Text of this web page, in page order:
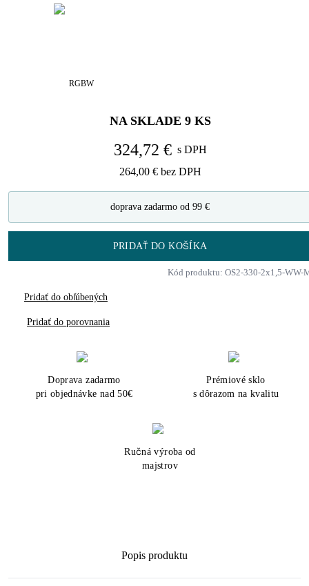
RGBW
NA SKLADE 9 KS
324,72 € s DPH
264,00 € bez DPH
doprava zadarmo od 99 €
PRIDAŤ DO KOŠÍKA
Kód produktu: OS2-330-2x1,5-WW-
Pridať do obľúbených
Pridať do porovnania
Doprava zadarmo
pri objednávke nad 50€
Prémiové sklo
s dôrazom na kvalitu
Ručná výroba od
majstrov
Popis produktu